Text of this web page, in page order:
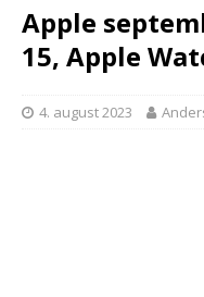
Apple
15, Apple
4. august 2023